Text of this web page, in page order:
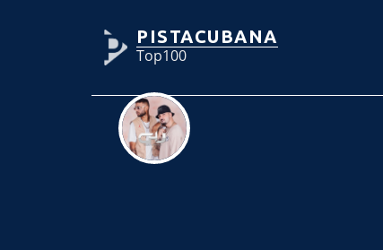
PISTACUBANA
Top100